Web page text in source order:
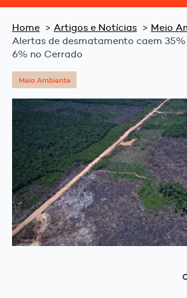
Home Artigos e Notícias
Meio
Alertas de desmatamento caem
6% no Cerrado
Meio Ambiente